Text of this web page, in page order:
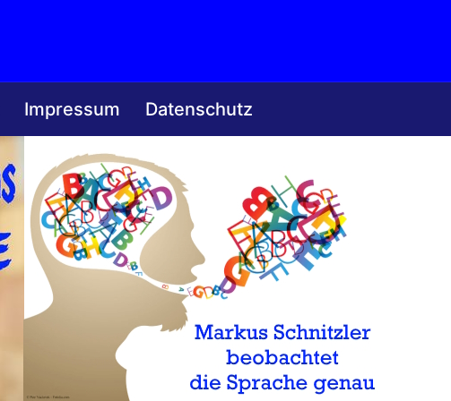
Impressum Datenschutz